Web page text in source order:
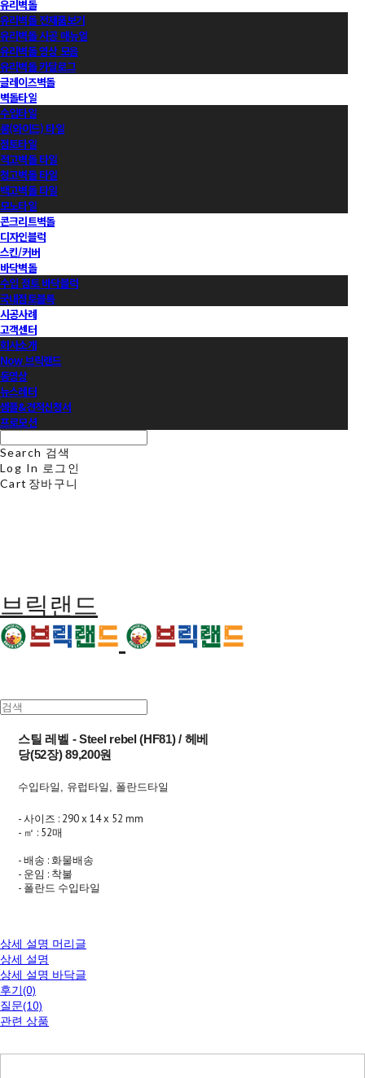
유리벽돌
유리벽돌 전제품보기
유리벽돌 시공 매뉴얼
유리벽돌 영상 모음
유리벽돌 카달로그
글레이즈벽돌
벽돌타일
수입타일
롱(와이드) 타일
점토타일
적고벽돌 타일
청고벽돌 타일
백고벽돌 타일
모노타일
콘크리트벽돌
디자인블럭
스킨/커버
바닥벽돌
수입 점토 바닥블럭
국내점토블록
시공사례
고객센터
회사소개
Now 브릭랜드
동영상
뉴스레터
샘플&견적신청서
프로모션
Search 검색
Log In 로그인
Cart 장바구니
브릭랜드
스틸 레벨 - Steel rebel (HF81) / 헤베
당(52장) 89,200원
수입타일, 유럽타일, 폴란드타일
- 사이즈 : 290 x 14 x 52 mm
- ㎡ : 52매
- 배송 : 화물배송
- 운임 : 착불
- 폴란드 수입타일
상세 설명 머리글
상세 설명
상세 설명 바닥글
후기(0)
질문(10)
관련 상품